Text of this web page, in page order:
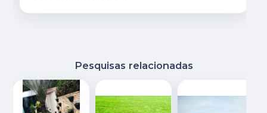
Pesquisas relacionadas